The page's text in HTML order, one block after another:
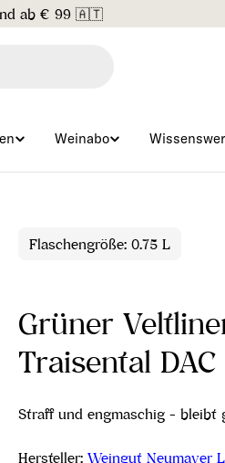
ab € 99 🇦🇹
Weinabo
Flaschengröße: 0.75 L
Grüner
Traisental
Straff und engmaschig - bleibt
Hersteller: Weingut Neumayer